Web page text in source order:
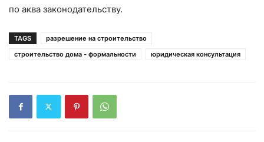
по аква законодательству.
TAGS
разрешение на строительство
строительство дома - формальности
юридическая консультация